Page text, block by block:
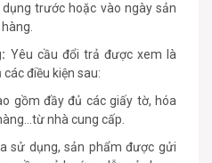
trước hoặc vào ngày sản
Yêu cầu đổi trả được xem là
điều kiện sau:
gồm đầy đủ các giấy tờ, hóa
nhà cung cấp.
sử dụng, sản phẩm được gửi